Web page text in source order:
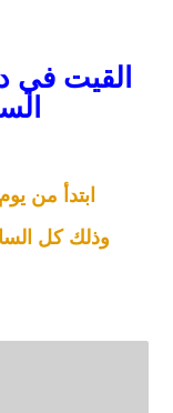
القيت في
ابتدأ من يوم الأربعاء
وذلك كل